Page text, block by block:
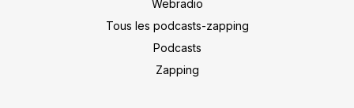
Webradio
Tous les podcasts-zapping
Podcasts
Zapping